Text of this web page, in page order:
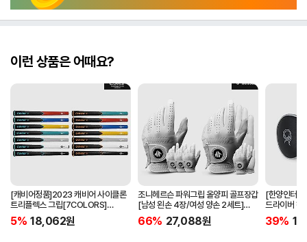
이런 상품은 어때요?
[캐비어정품]2023 캐비어 사이클론
트리플렉스 그립[7COLORS]
[라운드][39g/42g/46g/50g]
[R/S 토크]
5% 18,062원
조니헤르슨 파워그립 올양피 골프장갑
[남성 왼손 4장/여성 양손 2세트]
[화이트][케이스포함]
66% 27,088원
[한양인터
드라이버 헤
[HD-302]
39%